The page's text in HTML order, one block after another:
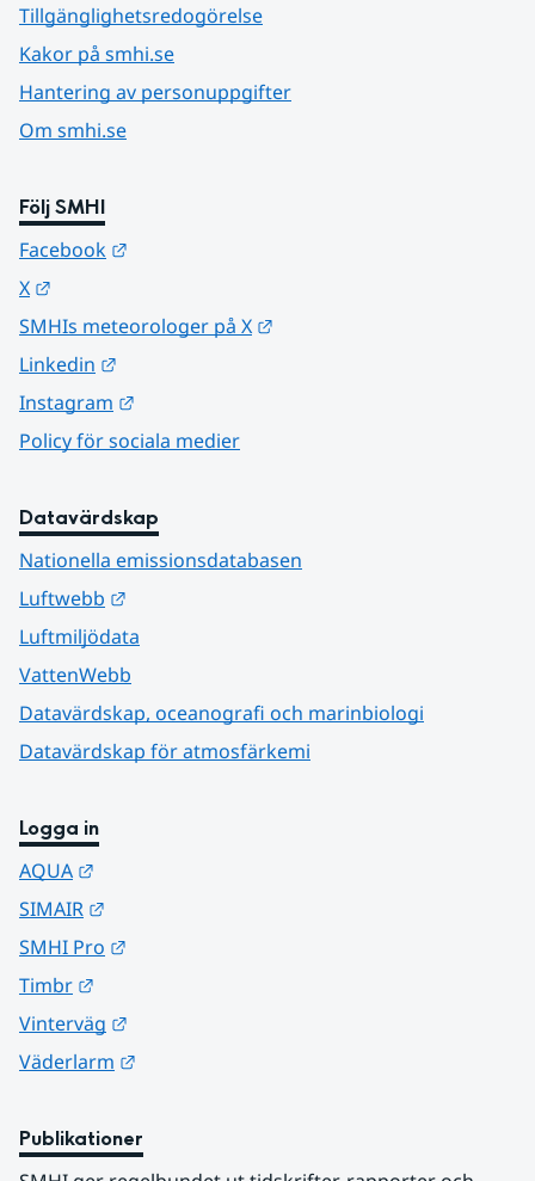
Tillgänglighetsredogörelse
Kakor på smhi.se
Hantering av personuppgifter
Om smhi.se
Följ SMHI
Facebook
X
SMHIs meteorologer på X
Linkedin
Instagram
Policy för sociala medier
Datavärdskap
Nationella emissionsdatabasen
Luftwebb
Luftmiljödata
VattenWebb
Datavärdskap, oceanografi och marinbiologi
Datavärdskap för atmosfärkemi
Logga in
AQUA
SIMAIR
SMHI Pro
Timbr
Vinterväg
Väderlarm
Publikationer